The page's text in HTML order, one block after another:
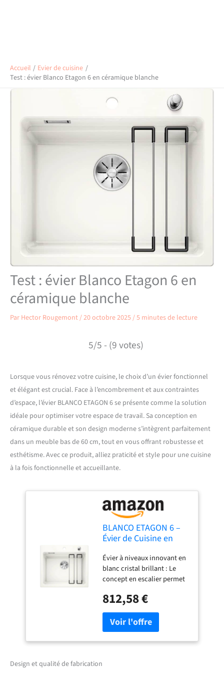
Accueil
Evier de cuisine
Test : évier Blanco Etagon 6 en céramique blanche
Test : évier Blanco Etagon 6 en
céramique blanche
Par Hector Rougemont/20 octobre 2025/5 minutes de lecture
5/5 - (9 votes)
Lorsque vous rénovez votre cuisine, le choix d’un évier fonctionnel
et élégant est crucial. Face à l’encombrement et aux contraintes
d’espace, l’évier BLANCO ETAGON 6 se présente comme la solution
idéale pour optimiser votre espace de travail. Sa conception en
céramique durable et son design moderne s’intègrent parfaitement
dans un meuble bas de 60 cm, tout en vous offrant robustesse et
esthétisme. Avec ce produit, alliez praticité et style pour une cuisine
à la fois fonctionnelle et accueillante.
BLANCO ETAGON 6 –
Évier de Cuisine en
Meubles Bas de 60 cm
de Large – Céramique
– Blanc – 525156
Évier à niveaux innovant en
blanc cristal brillant : Le
concept en escalier permet
sur trois niveaux et offre
ainsi de multiples
fonctionnalités sur un
espace réduit Possibilités
d'utilisation polyvalentes :
812,58 €
Design et qualité de fabrication